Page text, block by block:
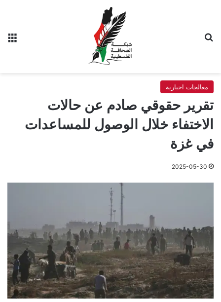
معالجات اخبارية
تقرير حقوقي صادم عن حالات
الاختفاء خلال الوصول للمساعدات
في غزة
2025-05-30